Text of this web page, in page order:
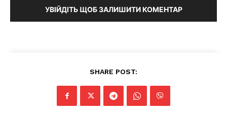
УВІЙДІТЬ ЩОБ ЗАЛИШИТИ КОМЕНТАР
SHARE POST: